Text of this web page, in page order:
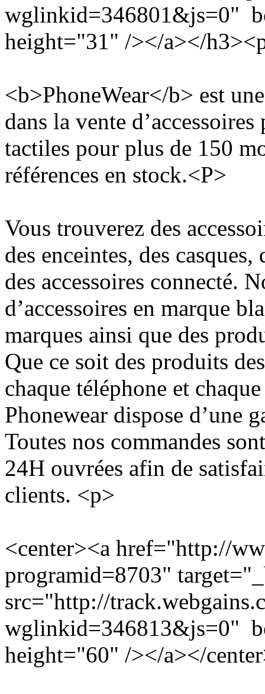
wglinkid=346801&js=0"
height="31" /></a></
<b>PhoneWear</b> est
dans la vente
tactiles pour plus de 150
références en stock.<P>
Vous trouverez des
des enceintes, des
des accessoires connecté.
d’accessoires en marque
marques ainsi que des
Que ce soit des produits
chaque téléphone et
Phonewear dispose d’une
Toutes nos commandes
24H ouvrées afin de
clients. <p>
<center><a href="http://
programid=8703"
src="http://
wglinkid=346813&js=0"
height="60" /></a></